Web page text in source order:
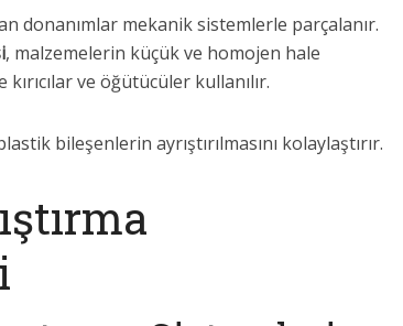
donanımlar mekanik sistemlerle parçalanır.
, malzemelerin küçük ve homojen hale
ve öğütücüler kullanılır.
bileşenlerin ayrıştırılmasını kolaylaştırır.